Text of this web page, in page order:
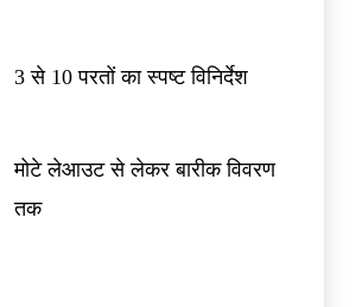
3 से 10 परतों का स्पष्ट विनिर्देश
मोटे लेआउट से लेकर बारीक विवरण
तक